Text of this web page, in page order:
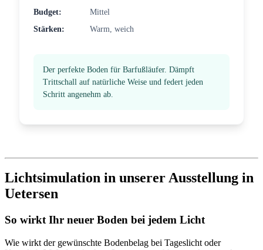
Budget:
Mittel
Stärken:
Warm, weich
Der perfekte Boden für Barfußläufer. Dämpft
Trittschall auf natürliche Weise und federt jeden
Schritt angenehm ab.
Lichtsimulation in unserer Ausstellung in
Uetersen
So wirkt Ihr neuer Boden bei jedem Licht
Wie wirkt der gewünschte Bodenbelag bei Tageslicht oder